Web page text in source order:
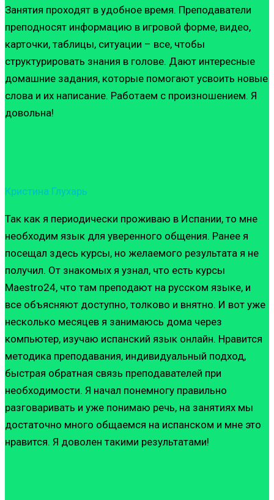
Занятия проходят в удобное время. Преподаватели
преподносят информацию в игровой форме, видео,
карточки, таблицы, ситуации – все, чтобы
структурировать знания в голове. Дают интересные
домашние задания, которые помогают усвоить новые
слова и их написание. Работаем с произношением. Я
довольна!
Кристина Глухарь
Так как я периодически проживаю в Испании, то мне
необходим язык для уверенного общения. Ранее я
посещал здесь курсы, но желаемого результата я не
получил. От знакомых я узнал, что есть курсы
Maestro24, что там преподают на русском языке, и
все объясняют доступно, толково и внятно. И вот уже
несколько месяцев я занимаюсь дома через
компьютер, изучаю испанский язык онлайн. Нравится
методика преподавания, индивидуальный подход,
быстрая обратная связь преподавателей при
необходимости. Я начал понемногу правильно
разговаривать и уже понимаю речь, на занятиях мы
достаточно много общаемся на испанском и мне это
нравится. Я доволен такими результатами!